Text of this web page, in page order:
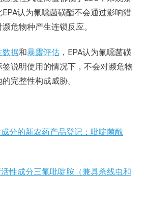
认为氟噁菌磺酯不会通过影响猎
危物种产生连锁反应。
数据和暴露评估 ，EPA认为氟噁菌磺
说明使用的情况下，不会对濒危物
完整性构成威胁。
分的新农药产品登记：吡啶菌酰
性成分三氟吡啶胺（兼具杀线虫和